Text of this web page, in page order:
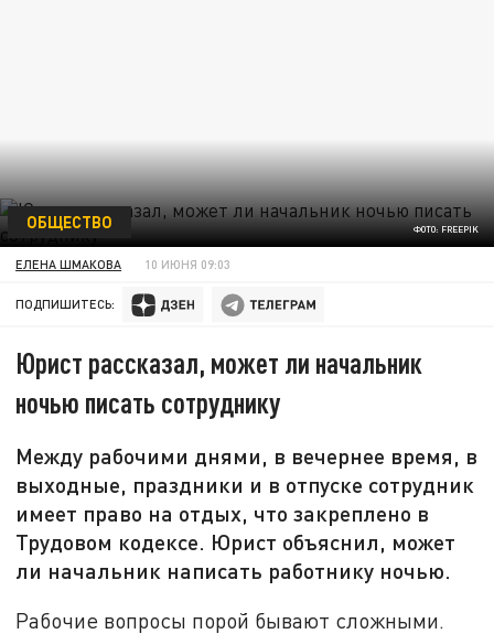
ФОТО: FREEPIK
ОБЩЕСТВО
ЕЛЕНА ШМАКОВА 10 ИЮНЯ 09:03
ПОДПИШИТЕСЬ:
Юрист рассказал, может ли начальник
ночью писать сотруднику
Между рабочими днями, в вечернее время, в
выходные, праздники и в отпуске сотрудник
имеет право на отдых, что закреплено в
Трудовом кодексе. Юрист объяснил, может
ли начальник написать работнику ночью.
Рабочие вопросы порой бывают сложными.